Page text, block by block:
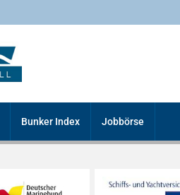
Bunker Index Jobbörse